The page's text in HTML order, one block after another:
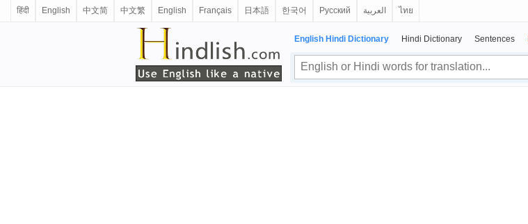
हिंदी English 中文简 中文繁 English Français 日本語 한국어 Русский العربية ไทย
English Hindi Dictionary Hindi Dictionary Sentences